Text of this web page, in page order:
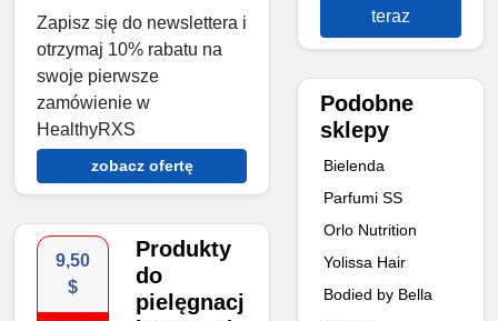
Zapisz się do newslettera i
otrzymaj 10% rabatu na
swoje pierwsze
zamówienie w
HealthyRXS
zobacz ofertę
9,50
$
Produkty
do
pielęgnacj
teraz
Podobne
sklepy
Bielenda
Parfumi SS
Orlo Nutrition
Yolissa Hair
Bodied by Bella